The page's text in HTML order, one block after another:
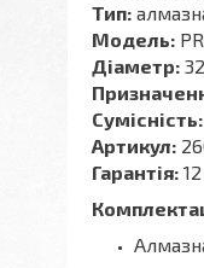
Тип:
Модель:
Діаметр:
Сумісність:
Артикул:
Гарантія: